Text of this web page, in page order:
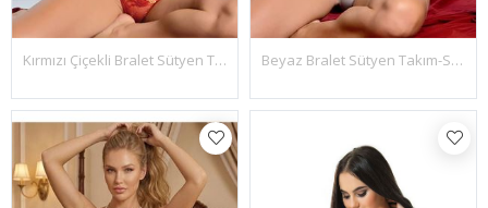
Kırmızı Çiçekli Bralet Sütyen Takım-SİS18 Beyaz Bralet Sütyen Takım-SİS18